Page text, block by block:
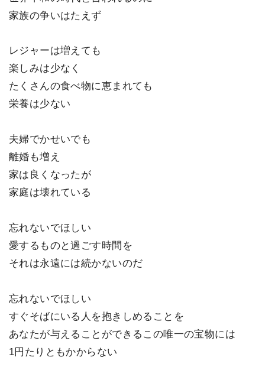
家族の争いはたえず
レジャーは増えても
楽しみは少なく
たくさんの食べ物に恵まれても
栄養は少ない
夫婦でかせいでも
離婚も増え
家は良くなったが
家庭は壊れている
忘れないでほしい
愛するものと過ごす時間を
それは永遠には続かないのだ
忘れないでほしい
すぐそばにいる人を抱きしめることを
あなたが与えることができるこの唯一の宝物には
1円たりともかからない